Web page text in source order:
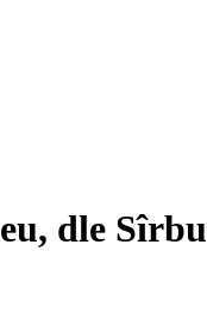
dle Sîrbu